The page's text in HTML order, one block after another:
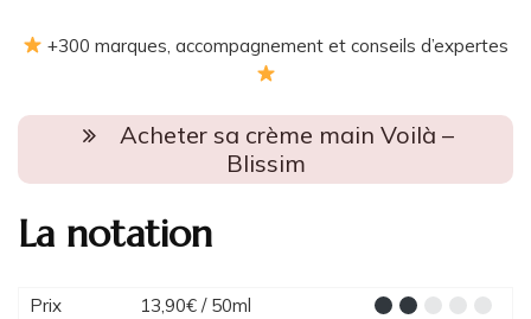
+300 marques, accompagnement et conseils d’expertes
Acheter sa crème main Voilà –
Blissim
La notation
Prix
13,90€ / 50ml